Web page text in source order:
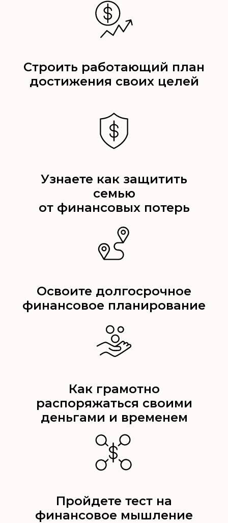
Строить работающий план
достижения своих целей
Узнаете как защитить
семью
от финансовых потерь
Освоите долгосрочное
финансовое планирование
Как грамотно
распоряжаться своими
деньгами и временем
Пройдете тест на
финансовое мышление